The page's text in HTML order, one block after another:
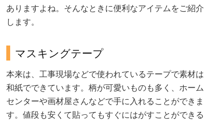
ありますよね。そんなときに便利なアイテムをご紹介
します。
マスキングテープ
本来は、工事現場などで使われているテープで素材は
和紙でできています。柄が可愛いものも多く、ホーム
センターや画材屋さんなどで手に入れることができま
す。値段も安くて貼ってもすぐにはがすことができる